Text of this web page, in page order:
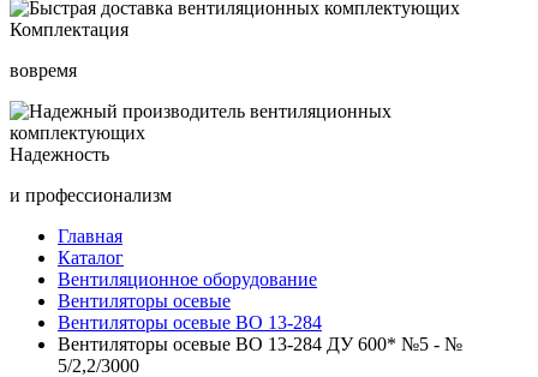
Комплектация
вовремя
Надежность
и профессионализм
Главная
Каталог
Вентиляционное оборудование
Вентиляторы осевые
Вентиляторы осевые ВО 13-284
Вентиляторы осевые ВО 13-284 ДУ 600* №5 - №
5/2,2/3000